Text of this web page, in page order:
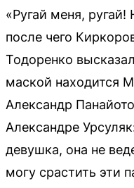
«Ругай меня,
после чего
Тодоренко
маской находится
Александр
Александре
девушка, она не
могу срастить эти